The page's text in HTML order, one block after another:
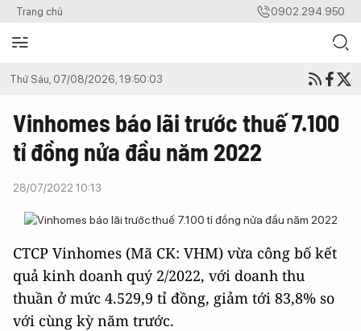
Trang chủ 0902.294.950
Thứ Sáu, 07/08/2026, 19:50:03
Vinhomes báo lãi trước thuế 7.100
tỉ đồng nửa đầu năm 2022
28/07/2022 10:13
CTCP Vinhomes (Mã CK: VHM) vừa công bố kết
quả kinh doanh quý 2/2022, với doanh thu
thuần ở mức 4.529,9 tỉ đồng, giảm tới 83,8% so
với cùng kỳ năm trước.